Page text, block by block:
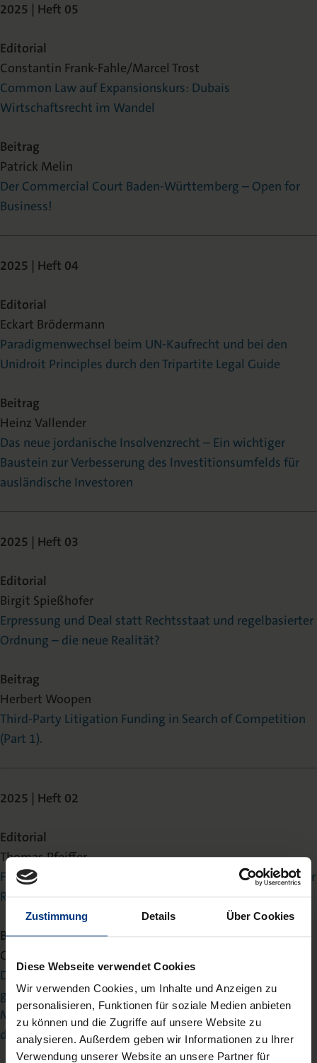
Zustimmung Details Über Cookies
Diese Webseite verwendet Cookies
Wir verwenden Cookies, um Inhalte und Anzeigen zu
personalisieren, Funktionen für soziale Medien anbieten
zu können und die Zugriffe auf unsere Website zu
analysieren. Außerdem geben wir Informationen zu Ihrer
Verwendung unserer Website an unsere Partner für
2025 | Heft 05
Editorial
Constantin Frank-Fahle/Marcel Trost
Common Law auf Expansionskurs: Dubais
Wirtschaftsrecht im Wandel
Beitrag
Patrick Melin
Der Commercial Court Baden-Württemberg – Open for
Business!
2025 | Heft 04
Editorial
Eckart Brödermann
Paradigmenwechsel beim UN-Kaufrecht und bei den
Unidroit Principles durch den Tripartite Legal Guide
Beitrag
Heinz Vallender
Das neue jordanische Insolvenzrecht – Ein wichtiger
Baustein zur Verbesserung des Investitionsumfelds für
ausländische Investoren
2025 | Heft 03
Editorial
Birgit Spießhofer
Erpressung und Deal statt Rechtsstaat und regelbasierter
Ordnung – die neue Realität?
Beitrag
Herbert Woopen
Third-Party Litigation Funding in Search of Competition
(Part 1).
2025 | Heft 02
Editorial
Thomas Pfeiffer
Freier Handel, freies Denken und Handeln im Zeitalter der
Reziprozität
Beitrag
Constantin Frank-Fahle/Marcel Trost
Die außensteuerrechtlichen Folgen von
grenzüberschreitenden
Mitarbeiterentsendungen. Eine Darstellung am Beispiel
der Vereinigten Arabischen Emirate.